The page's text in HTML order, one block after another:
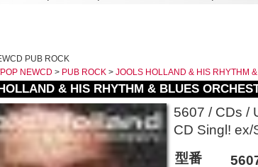
PUB ROCK
NEWCD > PUB ROCK > JOOLS HOLLAND & HIS RHYTHM
& HIS RHYTHM & BLUES
5607 / CDs /
CD Singl!
型番